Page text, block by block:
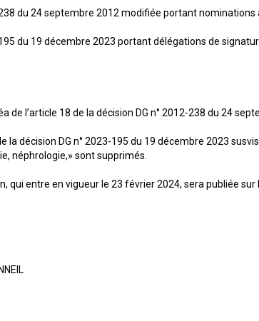
du 24 septembre 2012 modifiée portant nominations
du 19 décembre 2023 portant délégations de
de l’article 18 de la décision DG n° 2012-238 du 24
la décision DG n° 2023-195 du 19 décembre 2023
néphrologie,» sont supprimés.
qui entre en vigueur le 23 février 2024, sera publiée